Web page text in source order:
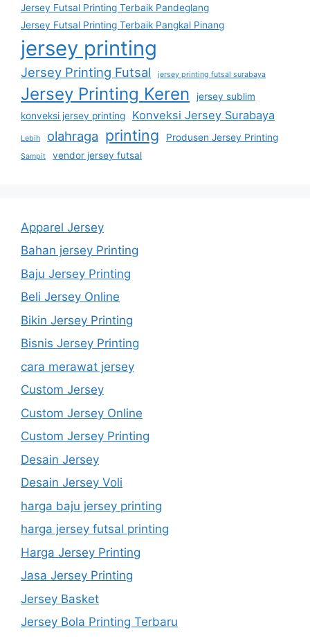
Jersey Futsal Printing Terbaik Pandeglang
Jersey Futsal Printing Terbaik Pangkal Pinang
jersey printing
Jersey Printing Futsal jersey printing futsal surabaya
Jersey Printing Keren
jersey sublim
konveksi jersey printing
Konveksi Jersey Surabaya
Lebih olahraga printing Produsen Jersey Printing
Sampit vendor jersey futsal
Apparel Jersey
Bahan jersey Printing
Baju Jersey Printing
Beli Jersey Online
Bikin Jersey Printing
Bisnis Jersey Printing
cara merawat jersey
Custom Jersey
Custom Jersey Online
Custom Jersey Printing
Desain Jersey
Desain Jersey Voli
harga baju jersey printing
harga jersey futsal printing
Harga Jersey Printing
Jasa Jersey Printing
Jersey Basket
Jersey Bola Printing Terbaru